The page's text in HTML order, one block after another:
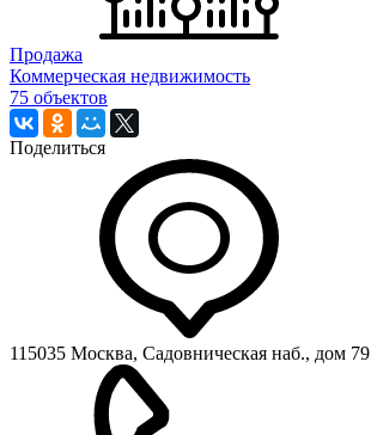
Продажа
Коммерческая недвижимость
75 объектов
Поделиться
115035 Москва, Садовническая наб., дом 79